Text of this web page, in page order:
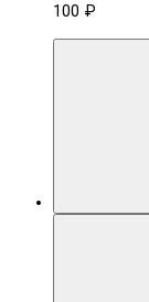
100 ₽